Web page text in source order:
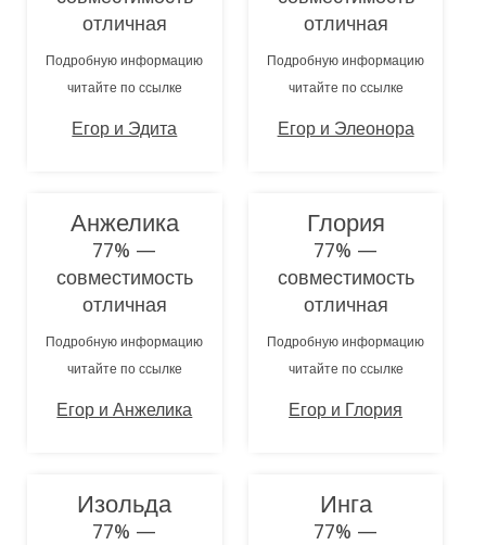
отличная
Подробную информацию
читайте по ссылке
Егор и Эдита
отличная
Подробную информацию
читайте по ссылке
Егор и Элеонора
Анжелика
77% —
совместимость
отличная
Подробную информацию
читайте по ссылке
Егор и Анжелика
Глория
77% —
совместимость
отличная
Подробную информацию
читайте по ссылке
Егор и Глория
Изольда
77% —
Инга
77% —